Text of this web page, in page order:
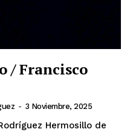
/ Francisco
- 3 Noviembre, 2025